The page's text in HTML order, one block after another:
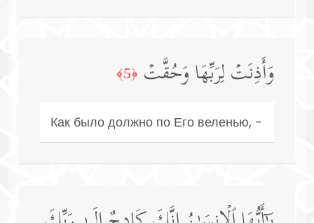
وَأَذِنَتۡ لِرَبِّهَا وَحُقَّتۡ ﴿5﴾
Как было должно по Его веленью, -